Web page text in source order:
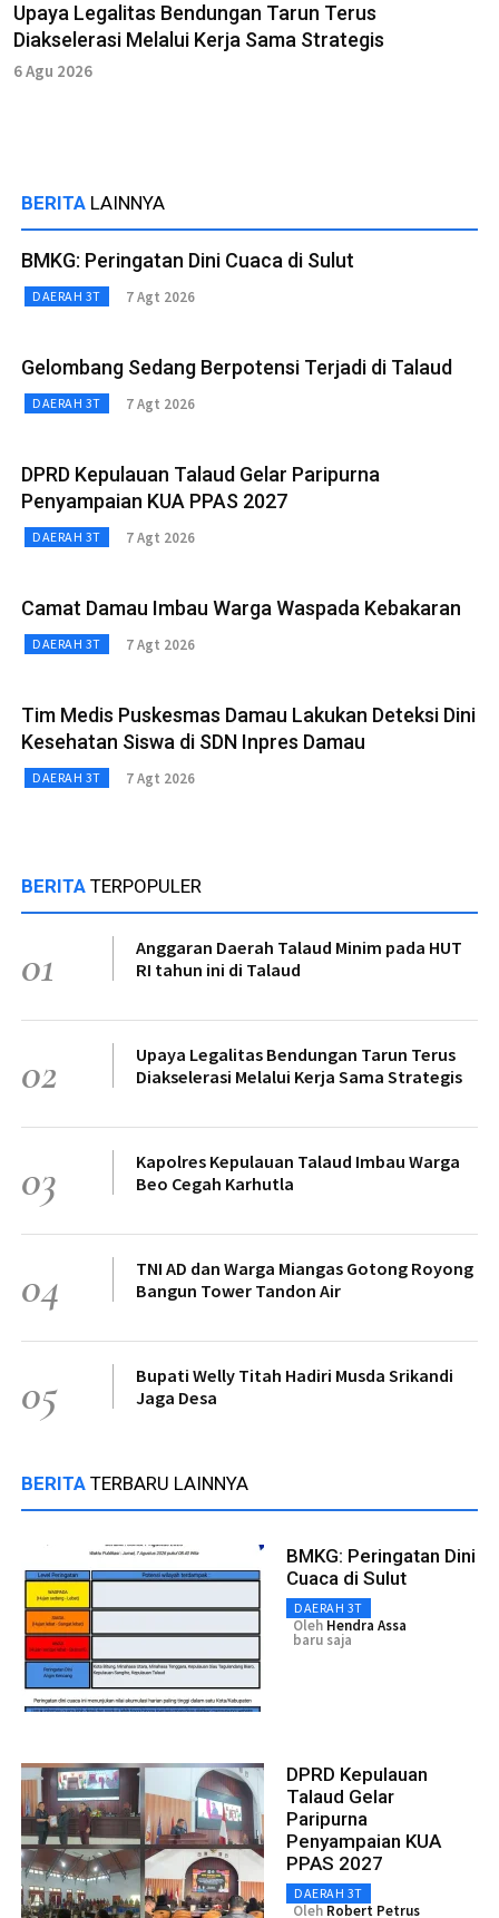
Upaya Legalitas Bendungan Tarun Terus
Diakselerasi Melalui Kerja Sama Strategis
6 Agu 2026
BERITA LAINNYA
BMKG: Peringatan Dini Cuaca di Sulut
DAERAH 3T 7 Agt 2026
Gelombang Sedang Berpotensi Terjadi di Talaud
DAERAH 3T 7 Agt 2026
DPRD Kepulauan Talaud Gelar Paripurna
Penyampaian KUA PPAS 2027
DAERAH 3T 7 Agt 2026
Camat Damau Imbau Warga Waspada Kebakaran
DAERAH 3T 7 Agt 2026
Tim Medis Puskesmas Damau Lakukan Deteksi Dini
Kesehatan Siswa di SDN Inpres Damau
DAERAH 3T 7 Agt 2026
BERITA TERPOPULER
01
Anggaran Daerah Talaud Minim pada HUT
RI tahun ini di Talaud
02
Upaya Legalitas Bendungan Tarun Terus
Diakselerasi Melalui Kerja Sama Strategis
03
Kapolres Kepulauan Talaud Imbau Warga
Beo Cegah Karhutla
04
TNI AD dan Warga Miangas Gotong Royong
Bangun Tower Tandon Air
05
Bupati Welly Titah Hadiri Musda Srikandi
Jaga Desa
BERITA TERBARU LAINNYA
BMKG: Peringatan Dini
Cuaca di Sulut
DAERAH 3T
Oleh Hendra Assa
baru saja
DPRD Kepulauan
Talaud Gelar
Paripurna
Penyampaian KUA
PPAS 2027
DAERAH 3T
Oleh Robert Petrus